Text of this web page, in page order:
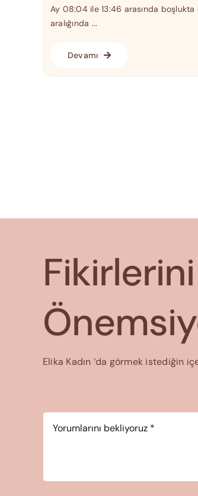
Ay 08:04 ile 13:46 arasında boşlukta
aralığında ...
Devamı
Fikirlerini
Elika Kadın ‘da görmek istediğin